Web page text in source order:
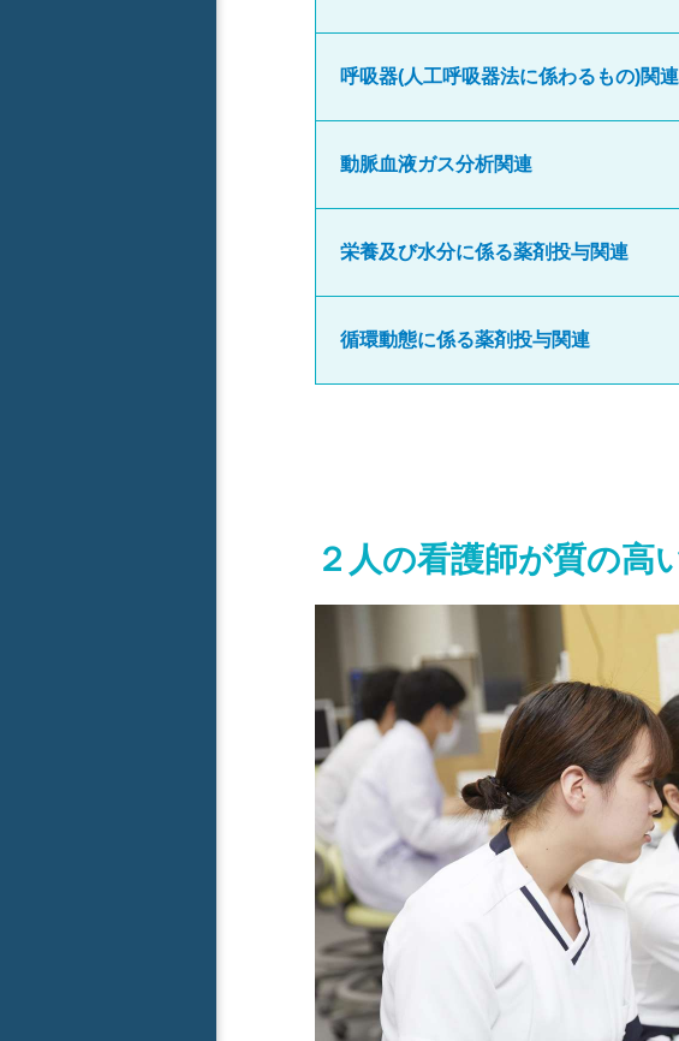
呼吸器(人工呼吸器法に係わるもの)関連
動脈血液ガス分析関連
栄養及び水分に係る薬剤投与関連
循環動態に係る薬剤投与関連
２人の看護師が質の高